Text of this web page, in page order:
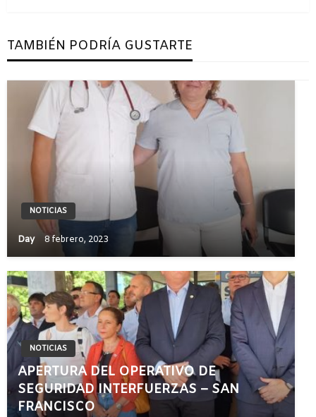
TAMBIÉN PODRÍA GUSTARTE
NOTICIAS
Day 8 febrero, 2023
NOTICIAS
APERTURA DEL OPERATIVO DE
SEGURIDAD INTERFUERZAS – SAN
FRANCISCO